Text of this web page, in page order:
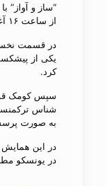
“ساز و آواز”
از ساعت ۱۶ آغاز و تا ساعت ۲۳ شب ادامه پیدا کرد.
در قسمت
یکی از
کرد.
سپس کومک
شناس
به صورت
در این
در یونسکو